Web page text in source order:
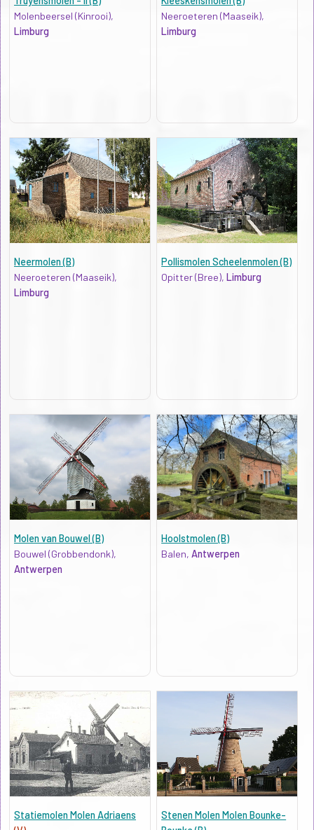
Molenbeersel (Kinrooi),
Limburg
Neeroeteren (Maaseik),
Limburg
Neermolen (B)
Neeroeteren (Maaseik),
Limburg
Pollismolen Scheelenmolen (B)
Opitter (Bree),Limburg
Molen van Bouwel (B)
Bouwel (Grobbendonk),
Antwerpen
Hoolstmolen (B)
Balen,Antwerpen
Statiemolen Molen Adriaens
Stenen Molen Molen Bounke-